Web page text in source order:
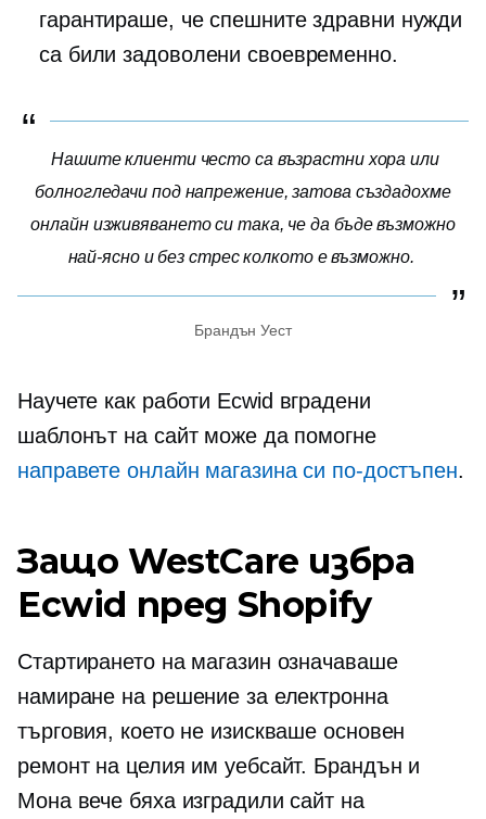
гарантираше, че спешните здравни нужди
са били задоволени своевременно.
Нашите клиенти често са възрастни хора или
болногледачи под напрежение, затова създадохме
онлайн изживяването си така, че да бъде възможно
най-ясно ибез стресколкото е възможно.
Брандън Уест
Научете как работи Ecwid вградени
шаблонът на сайт може да помогне
направете онлайн магазина си по-достъпен.
Защо WestCare избра
Ecwid пред Shopify
Стартирането на магазин означаваше
намиране на решение за електронна
търговия, което не изискваше основен
ремонт на целия им уебсайт. Брандън и
Мона вече бяха изградили сайт на